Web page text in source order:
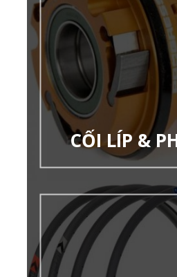
CỐI LÍP &